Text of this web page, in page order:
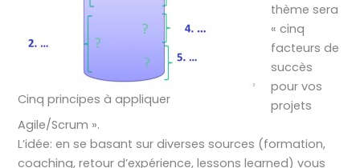
Cinq principes à appliquer
thème sera
« cinq
facteurs de
succès
pour vos
projets
Agile/Scrum ».
L’idée: en se basant sur diverses sources (formation,
coaching, retour d’expérience, lessons learned) vous